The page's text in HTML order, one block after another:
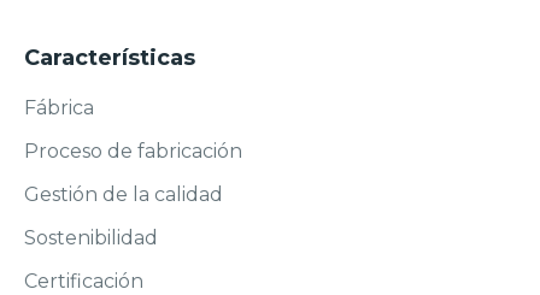
Características
Fábrica
Proceso de fabricación
Gestión de la calidad
Sostenibilidad
Certificación